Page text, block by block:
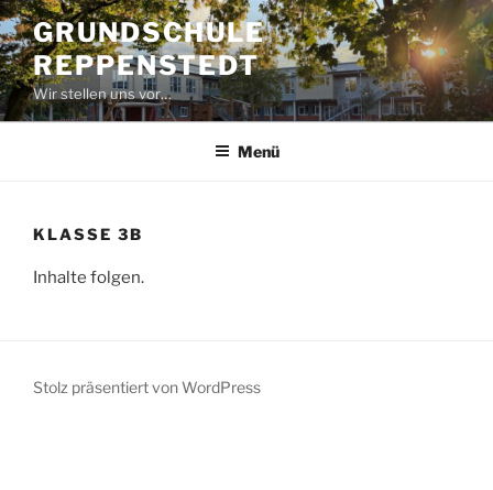
Zum
Inhalt
springen
GRUNDSCHULE
REPPENSTEDT
Wir stellen uns vor…
Menü
KLASSE 3B
Inhalte folgen.
Stolz präsentiert von WordPress